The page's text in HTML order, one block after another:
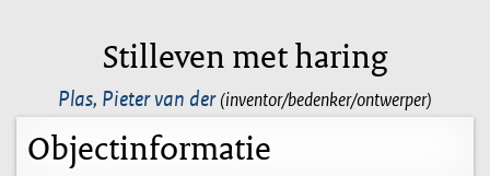
Stilleven met haring
Plas, Pieter van der (inventor/bedenker/ontwerper)
Objectinformatie